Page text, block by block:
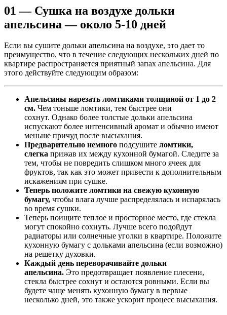
01 — Сушка на воздухе дольки
апельсина — около 5-10 дней
Если вы сушите дольки апельсина на воздухе, это дает то
преимущество, что в течение следующих нескольких дней по
квартире распространяется приятный запах апельсина. Для
этого действуйте следующим образом:
Апельсины нарезать ломтиками толщиной от 1 до 2
см. Чем тоньше ломтики, тем быстрее они
сохнут. Однако более толстые дольки апельсина
испускают более интенсивный аромат и обычно имеют
меньше причуд после высыхания.
Предварительно немного подсушите ломтики,
слегка прижав их между кухонной бумагой. Следите за
тем, чтобы не повредить слишком много ячеек для
фруктов, так как это может привести к дополнительным
искажениям при сушке.
Теперь положите ломтики на свежую кухонную
бумагу, чтобы влага лучше распределялась и испарялась
во время сушки.
Теперь поищите теплое и просторное место, где стекла
могут спокойно сохнуть. Лучше всего подойдут
радиаторы или солнечные уголки в квартире. Положите
кухонную бумагу с дольками апельсина (если возможно)
на решетку духовки.
Каждый день переворачивайте дольки
апельсина. Это предотвращает появление плесени,
стекла быстрее сохнут и остаются ровными. Если вы
будете чаще менять кухонную бумагу в первые
несколько дней, это также ускорит процесс высыхания.